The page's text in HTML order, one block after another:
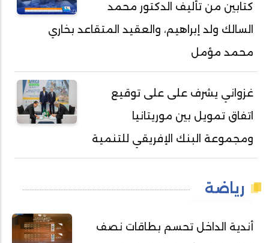
كتابين من تأليف الدكتور محمد
السالك ولد إبراهيم، والعقيد المتقاعد بخاري
محمد مؤمل
غزواني يشرف على على توقيع
اتفاق تمويل بين موريتانيا
ومجموعة البنك الإفريقي للتنمية
رياضة
أندية الداخل تحسم بطاقات نصف